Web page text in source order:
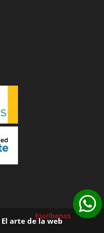
El arte de la web
Escríbenos